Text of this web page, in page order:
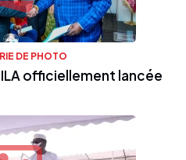
DE PHOTO
officiellement lancée